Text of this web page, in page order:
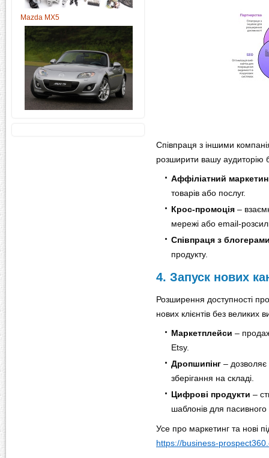
Mazda MX5
Співпраця з іншими
розширити вашу аудиторію
Аффіліатний
товарів або послуг.
Крос-промоція –
мережі або email-
Співпраця з
продукту.
4. Запуск нових
Розширення доступності
нових клієнтів без великих
Маркетплейси –
Etsy.
Дропшипінг – дозволяє
зберігання на складі.
Цифрові продукти –
шаблонів для пасивного
Усе про маркетинг та нові
https://business-